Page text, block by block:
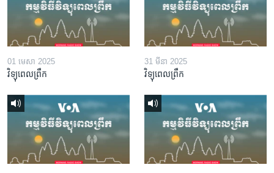
01 មេសា 2025
វិទ្យុពេលព្រឹក
31 មីនា 2025
វិទ្យុពេលព្រឹក